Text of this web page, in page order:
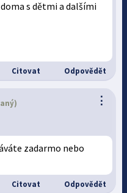
s dětmi a dalšími
Citovat Odpovědět
⋮
zadarmo nebo
Citovat Odpovědět